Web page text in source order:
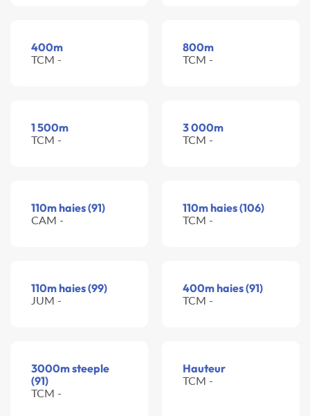
400m
TCM -
800m
TCM -
1 500m
TCM -
3 000m
TCM -
110m haies (91)
CAM -
110m haies (106)
TCM -
110m haies (99)
JUM -
400m haies (91)
TCM -
3000m steeple
(91)
TCM -
Hauteur
TCM -